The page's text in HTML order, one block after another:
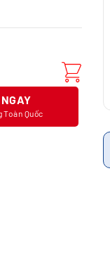
Toàn Quốc